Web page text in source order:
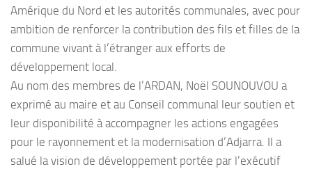
Amérique du Nord et les autorités communales, avec pour
ambition de renforcer la contribution des fils et filles de la
commune vivant à l’étranger aux efforts de
développement local.
Au nom des membres de l’ARDAN, Noël SOUNOUVOU a
exprimé au maire et au Conseil communal leur soutien et
leur disponibilité à accompagner les actions engagées
pour le rayonnement et la modernisation d’Adjarra. Il a
salué la vision de développement portée par l’exécutif